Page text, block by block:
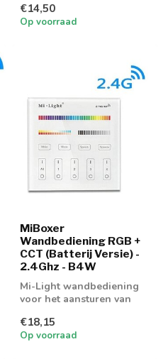
Paneel...
€14,50
Op voorraad
MiBoxer
Wandbediening RGB +
CCT (Batterij Versie) -
2.4Ghz - B4W
Mi-Light wandbediening
voor het aansturen van
led strips
€18,15
Op voorraad